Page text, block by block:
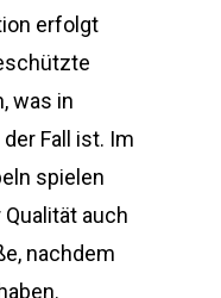
erfolgt
was in
Fall ist. Im
spielen
auch
nachdem